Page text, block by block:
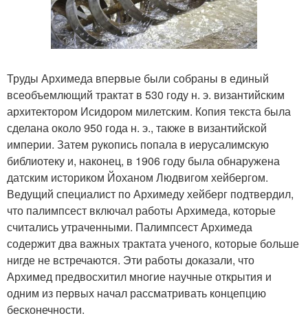
Труды Архимеда впервые были собраны в единый
всеобъемлющий трактат в 530 году н. э. византийским
архитектором Исидором милетским. Копия текста была
сделана около 950 года н. э., также в византийской
империи. Затем рукопись попала в иерусалимскую
библиотеку и, наконец, в 1906 году была обнаружена
датским историком Йоханом Людвигом хейбергом.
Ведущий специалист по Архимеду хейберг подтвердил,
что палимпсест включал работы Архимеда, которые
считались утраченными. Палимпсест Архимеда
содержит два важных трактата ученого, которые больше
нигде не встречаются. Эти работы доказали, что
Архимед предвосхитил многие научные открытия и
одним из первых начал рассматривать концепцию
бесконечности.